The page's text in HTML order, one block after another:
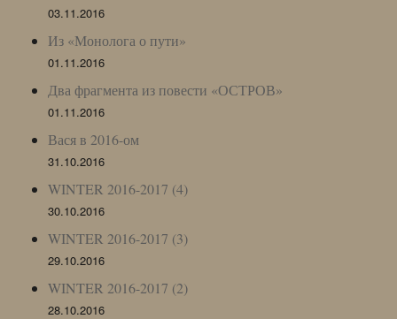
03.11.2016
Из «Монолога о пути»
01.11.2016
Два фрагмента из повести «ОСТРОВ»
01.11.2016
Вася в 2016-ом
31.10.2016
WINTER 2016-2017 (4)
30.10.2016
WINTER 2016-2017 (3)
29.10.2016
WINTER 2016-2017 (2)
28.10.2016